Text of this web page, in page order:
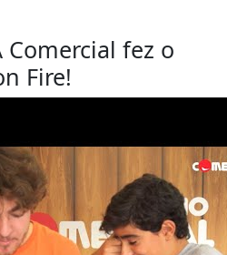
Comercial fez o
Fire!